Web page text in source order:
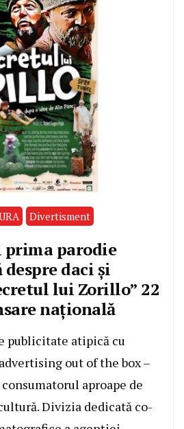
Divertisment
prima parodie
despre daci și
lui Zorillo” 22
națională
publicitate atipică cu
out of the box –
aproape de
Divizia dedicată co-